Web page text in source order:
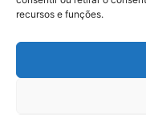
recursos e funções.
Licitações